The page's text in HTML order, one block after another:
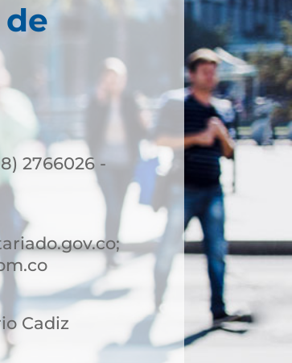
2766026 -
Cadiz